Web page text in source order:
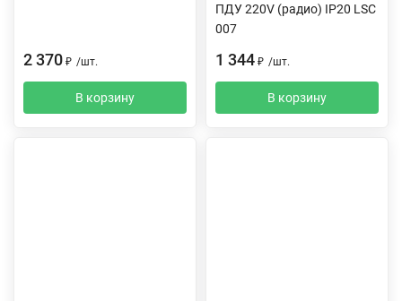
2 370 ₽ /шт.
В корзину
ПДУ 220V (радио) IP20 LSC
007
1 344 ₽ /шт.
В корзину